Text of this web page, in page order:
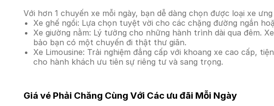
Với hơn 1 chuyến xe mỗi ngày, bạn dễ dàng chọn được loại xe
Xe ghế ngồi: Lựa chọn tuyệt vời cho các chặng đường ngắn
Xe giường nằm: Lý tưởng cho những hành trình dài qua đêm.
bảo bạn có một chuyến đi thật thư giãn.
Xe Limousine: Trải nghiệm đẳng cấp với khoang xe cao cấp,
cho hành khách ưu tiên sự riêng tư và sang trọng.
Giá vé Phải Chăng Cùng Với Các ưu đãi Mỗi Ngày